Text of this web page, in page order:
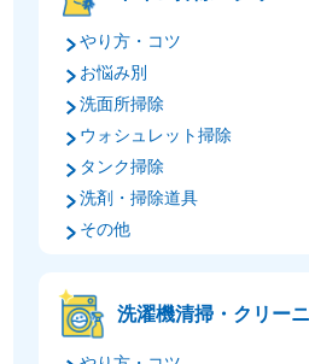
やり方・コツ
お悩み別
洗面所掃除
ウォシュレット掃除
タンク掃除
洗剤・掃除道具
その他
洗濯機清掃・クリー